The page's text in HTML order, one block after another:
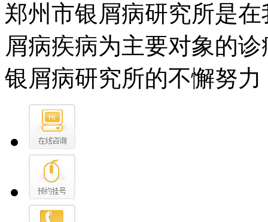
郑州市银屑病研究所是
屑病疾病为主要对象的
银屑病研究所的不懈努